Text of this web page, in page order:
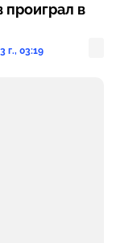
в
г., 03:19